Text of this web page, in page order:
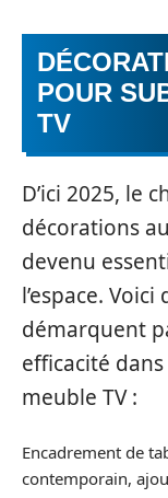
POUR
TV
D’ici 2025, le
décorations
devenu
l’espace.
démarquent
efficacité
meuble TV :
Encadrement de
contemporain,